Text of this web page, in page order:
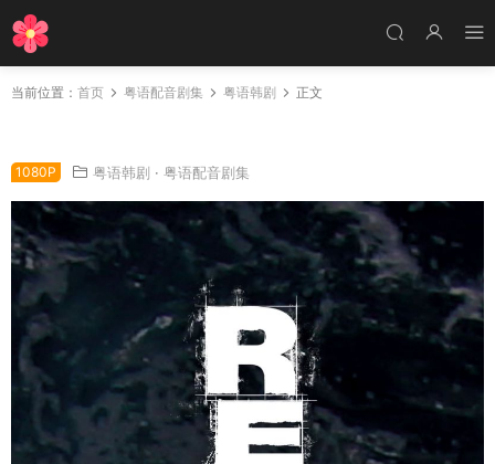
当前位置： 首页 粤语配音剧集 粤语韩剧 正文
1080P 粤语韩剧 · 粤语配音剧集